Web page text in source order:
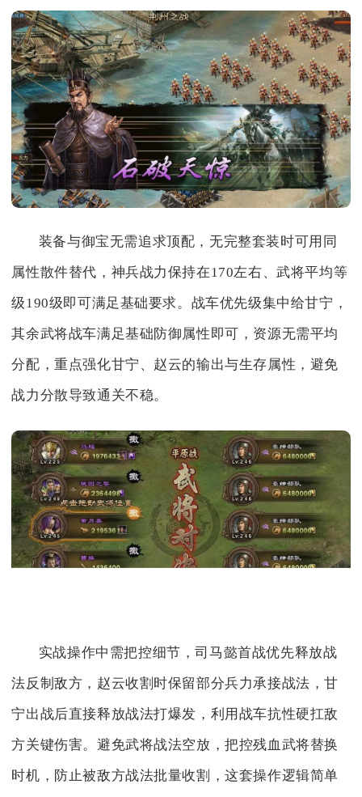
装备与御宝无需追求顶配，无完整套装时可用同
属性散件替代，神兵战力保持在170左右、武将平均等
级190级即可满足基础要求。战车优先级集中给甘宁，
其余武将战车满足基础防御属性即可，资源无需平均
分配，重点强化甘宁、赵云的输出与生存属性，避免
战力分散导致通关不稳。
实战操作中需把控细节，司马懿首战优先释放战
法反制敌方，赵云收割时保留部分兵力承接战法，甘
宁出战后直接释放战法打爆发，利用战车抗性硬扛敌
方关键伤害。避免武将战法空放，把控残血武将替换
时机，防止被敌方战法批量收割，这套操作逻辑简单